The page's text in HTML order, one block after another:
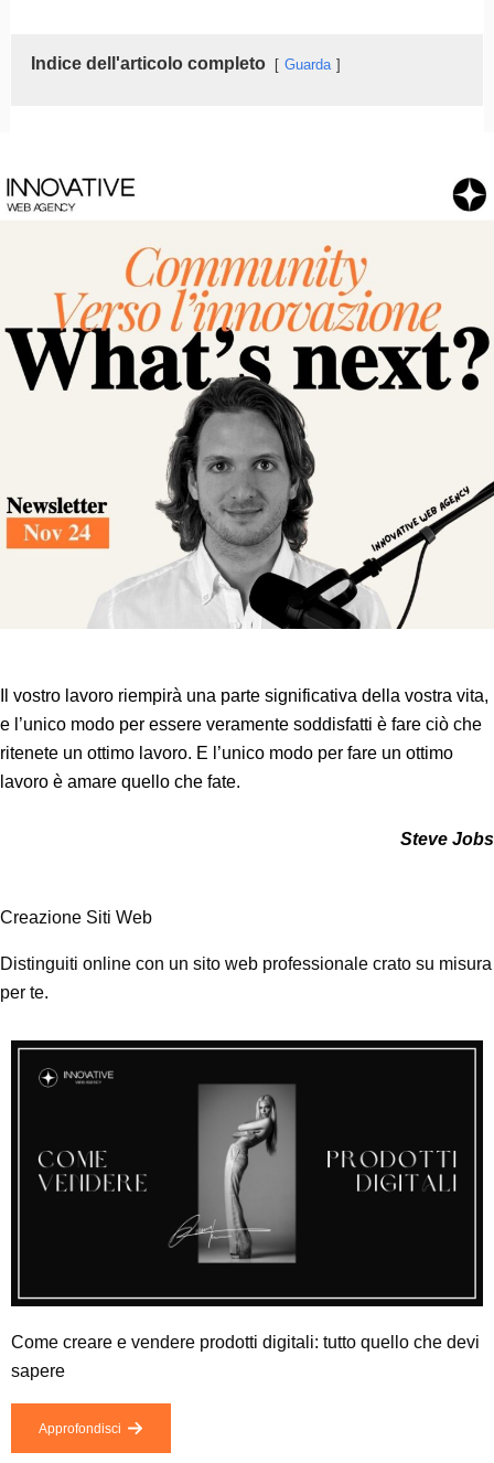
Indice dell'articolo completo Guarda
Il vostro lavoro riempirà una parte significativa della vostra vita,
e l’unico modo per essere veramente soddisfatti è fare ciò che
ritenete un ottimo lavoro. E l’unico modo per fare un ottimo
lavoro è amare quello che fate.
Steve Jobs
Creazione Siti Web
Distinguiti online con un sito web professionale crato su misura
per te.
Come creare e vendere prodotti digitali: tutto quello che devi
sapere
Approfondisci